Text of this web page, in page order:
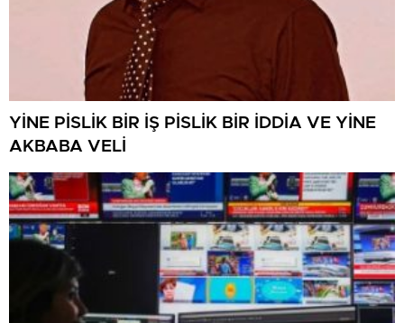
YİNE PİSLİK BİR İŞ PİSLİK BİR İDDİA VE YİNE
AKBABA VELİ